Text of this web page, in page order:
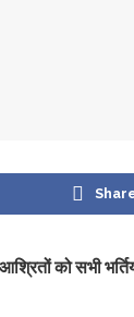
को सभी